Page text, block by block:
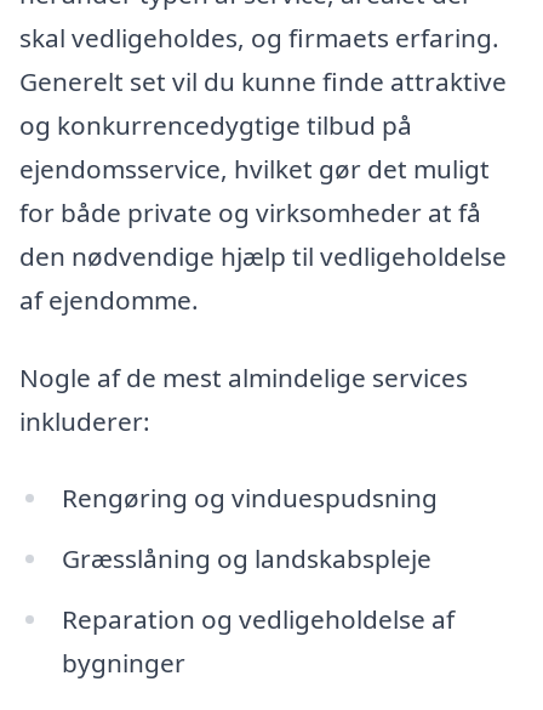
skal vedligeholdes, og firmaets erfaring.
Generelt set vil du kunne finde attraktive
og konkurrencedygtige tilbud på
ejendomsservice, hvilket gør det muligt
for både private og virksomheder at få
den nødvendige hjælp til vedligeholdelse
af ejendomme.
Nogle af de mest almindelige services
inkluderer:
Rengøring og vinduespudsning
Græsslåning og landskabspleje
Reparation og vedligeholdelse af
bygninger